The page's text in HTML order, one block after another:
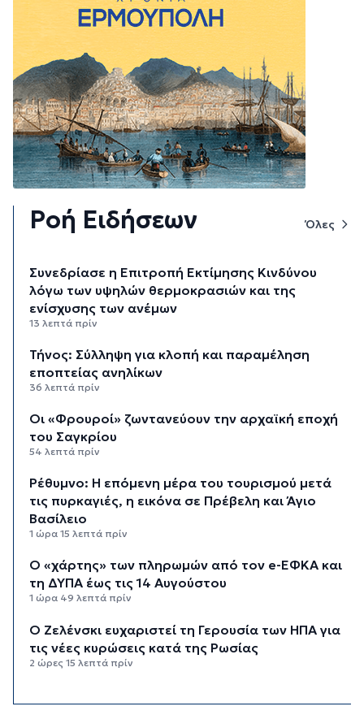
Ροή Ειδήσεων Όλες
Συνεδρίασε η Επιτροπή Εκτίμησης Κινδύνου
λόγω των υψηλών θερμοκρασιών και της
ενίσχυσης των ανέμων
13 λεπτά πρίν
Τήνος: Σύλληψη για κλοπή και παραμέληση
εποπτείας ανηλίκων
36 λεπτά πρίν
Οι «Φρουροί» ζωντανεύουν την αρχαϊκή εποχή
του Σαγκρίου
54 λεπτά πρίν
Ρέθυμνο: Η επόμενη μέρα του τουρισμού μετά
τις πυρκαγιές, η εικόνα σε Πρέβελη και Άγιο
Βασίλειο
1 ώρα 15 λεπτά πρίν
Ο «χάρτης» των πληρωμών από τον e-ΕΦΚΑ και
τη ΔΥΠΑ έως τις 14 Αυγούστου
1 ώρα 49 λεπτά πρίν
Ο Ζελένσκι ευχαριστεί τη Γερουσία των ΗΠΑ για
τις νέες κυρώσεις κατά της Ρωσίας
2 ώρες 15 λεπτά πρίν